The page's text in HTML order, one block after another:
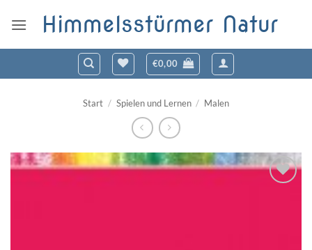
Inhalt
Himmelsstürmer Natur
€0,00
Start / Spielen und Lernen / Malen